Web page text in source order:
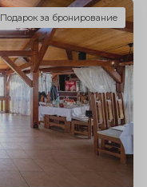
Подарок за бронирование